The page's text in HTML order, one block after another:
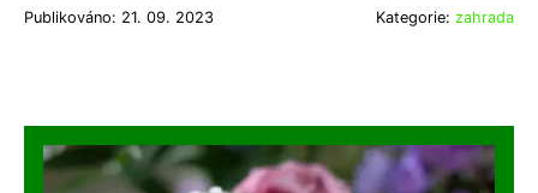
Publikováno: 21. 09. 2023 Kategorie: zahrada